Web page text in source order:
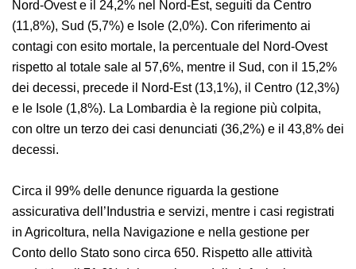
su 10 sono concentrate nell’Italia settentrionale: il
56,3% nel Nord-Ovest e il 24,2% nel Nord-Est, seguiti da
Centro (11,8%), Sud (5,7%) e Isole (2,0%). Con
riferimento ai contagi con esito mortale, la percentuale
del Nord-Ovest rispetto al totale sale al 57,6%, mentre il
Sud, con il 15,2% dei decessi, precede il Nord-Est
(13,1%), il Centro (12,3%) e le Isole (1,8%). La Lombardia
è la regione più colpita, con oltre un terzo dei casi
Circa il 99% delle denunce riguarda la gestione
assicurativa dell’Industria e servizi, mentre i casi
registrati in Agricoltura, nella Navigazione e nella